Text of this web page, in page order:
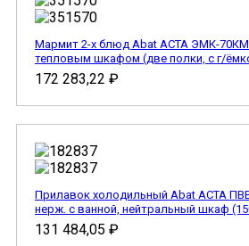
Мармит 2-х блюд Abat АСТА ЭМК-
тепловым шкафом (две полки, с г/
172 283,22 ₽
Прилавок холодильный Abat АСТА
нерж. с ванной, нейтральный шкаф
131 484,05 ₽